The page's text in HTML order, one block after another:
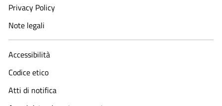
Privacy Policy
Note legali
Accessibilità
Codice etico
Atti di notifica